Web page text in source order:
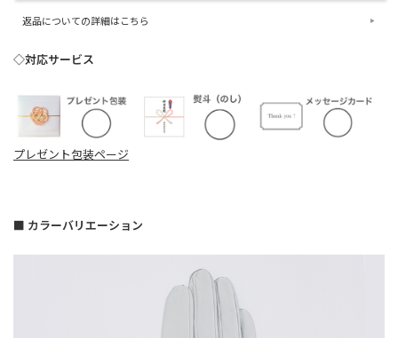
返品についての詳細はこちら
◇対応サービス
プレゼント包装ページ
■ カラーバリエーション